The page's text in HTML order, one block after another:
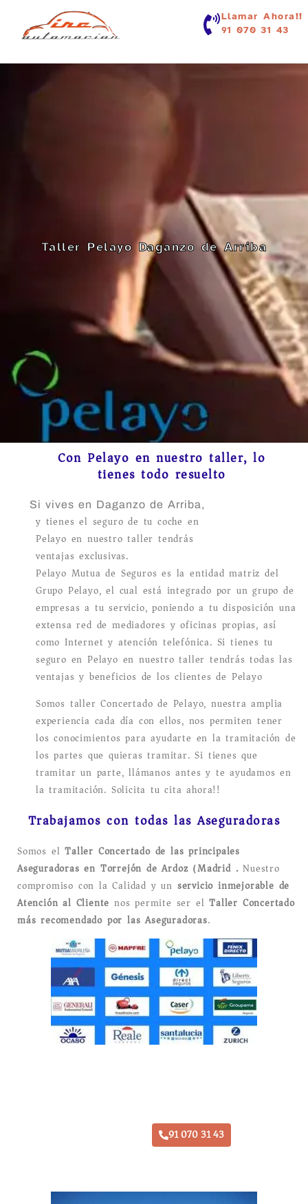
Llamar Ahora!!
91 070 31 43
Taller Pelayo Daganzo de Arriba
Con Pelayo en nuestro taller, lo
tienes todo resuelto
Si vives en Daganzo de Arriba,
y tienes el seguro de tu coche en
Pelayo en nuestro taller tendrás
ventajas exclusivas.
Pelayo Mutua de Seguros es la entidad matriz del
Grupo Pelayo, el cual está integrado por un grupo de
empresas a tu servicio, poniendo a tu disposición una
extensa red de mediadores y oficinas propias, así
como Internet y atención telefónica. Si tienes tu
seguro en Pelayo en nuestro taller tendrás todas las
ventajas y beneficios de los clientes de Pelayo
Somos taller Concertado de Pelayo, nuestra amplia
experiencia cada día con ellos, nos permiten tener
los conocimientos para ayudarte en la tramitación de
los partes que quieras tramitar. Si tienes que
tramitar un parte, llámanos antes y te ayudamos en
la tramitación. Solicita tu cita ahora!!
Trabajamos con todas las Aseguradoras
Somos elTaller Concertado de las principales
Aseguradoras en Torrejón de Ardoz (Madrid).Nuestro
compromiso con la Calidad y un servicio inmejorable de
Atención al Clientenos permite ser elTaller Concertado
más recomendado por las Aseguradoras.
91 070 31 43